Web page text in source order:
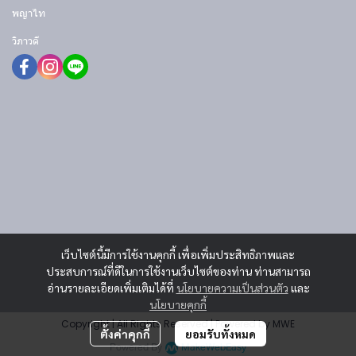
เว็บไซต์นี้มีการใช้งานคุกกี้ เพื่อเพิ่มประสิทธิภาพและ
ประสบการณ์ที่ดีในการใช้งานเว็บไซต์ของท่าน ท่านสามารถ
อ่านรายละเอียดเพิ่มเติมได้ที่ นโยบายความเป็นส่วนตัว และ
นโยบายคุกกี้
ตั้งค่าคุกกี้ ยอมรับทั้งหมด
พญาไท
วิภาวดี
Copyright | All Rights Reserved | Powered by MWE
Powered By MakeWebEasy